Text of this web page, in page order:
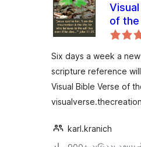
of the
Six days a week a
scripture reference
Visual Bible Verse of
karl.kranich